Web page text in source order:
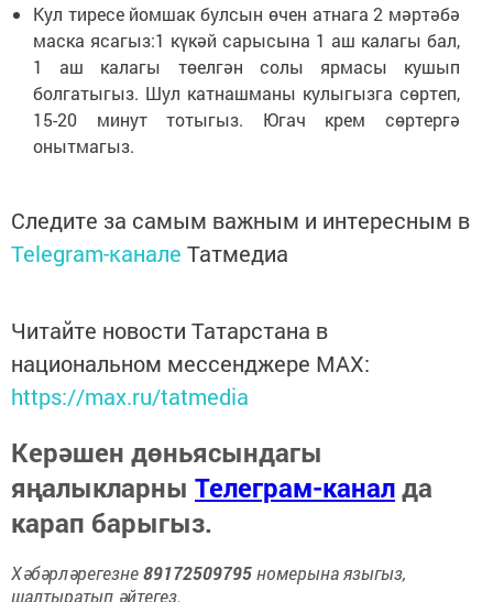
Кул тиресе йомшак булсын өчен атнага 2 мәртәбә
маска ясагыз:1 күкәй сарысына 1 аш калагы бал,
1 аш калагы төелгән солы ярмасы кушып
болгатыгыз. Шул катнашманы кулыгызга сөртеп,
15-20 минут тотыгыз. Югач крем сөртергә
онытмагыз.
Следите за самым важным и интересным в
Telegram-канале Татмедиа
Читайте новости Татарстана в
национальном мессенджере MАХ:
https://max.ru/tatmedia
Керәшен дөньясындагы
яңалыкларны Телеграм-каналда
карап барыгыз.
Хәбәрләрегезне89172509795номерына языгыз,
шалтыратып әйтегез.